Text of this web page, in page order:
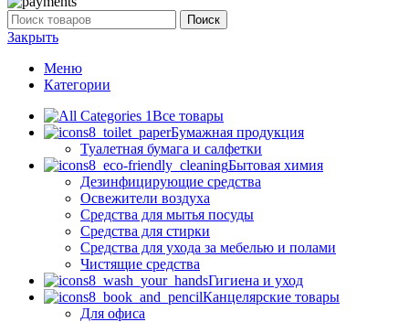
Поиск
Закрыть
Меню
Категории
Все товары
Бумажная продукция
Туалетная бумага и салфетки
Бытовая химия
Дезинфицирующие средства
Освежители воздуха
Средства для мытья посуды
Средства для стирки
Средства для ухода за мебелью и полами
Чистящие средства
Гигиена и уход
Канцелярские товары
Для офиса